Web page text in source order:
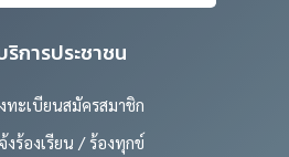
ริการประชาชน
ทะเบียนสมัครสมาชิก
งร้องเรียน / ร้องทุกข์